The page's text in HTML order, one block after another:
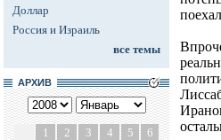
Доллар
Россия и Израиль
все темы
АРХИВ
1 2 3 4 5
6